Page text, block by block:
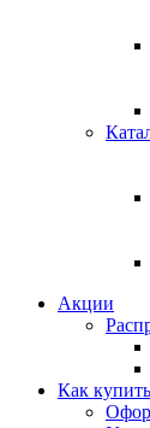
Акции
Как купить